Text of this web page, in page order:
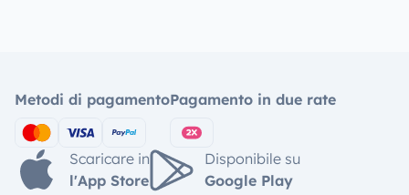
Metodi di pagamentoPagamento in due rate
Scaricare in
l'App Store
Disponibile su
Google Play